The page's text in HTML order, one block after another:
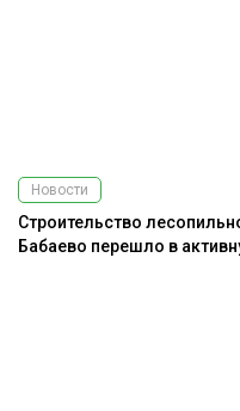
Новости
Строительство
Бабаево перешло в